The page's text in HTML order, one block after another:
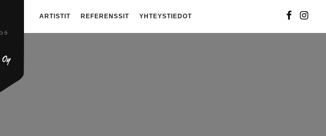
ARTISTIT REFERENSSIT YHTEYSTIEDOT